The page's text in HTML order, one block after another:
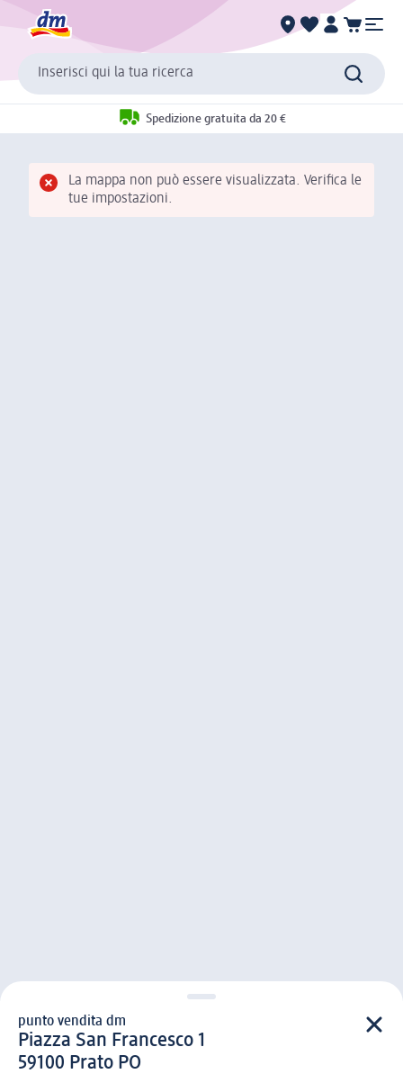
Inserisci qui la tua ricerca
Spedizione gratuita da 20 €
La mappa non può essere visualizzata. Verifica le
tue impostazioni.
punto vendita d m
punto vendita dm
Piazza San Francesco 1
5 9 1 0 0
59100 Prato PO